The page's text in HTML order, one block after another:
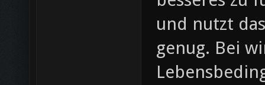
und nutzt
genug. Bei